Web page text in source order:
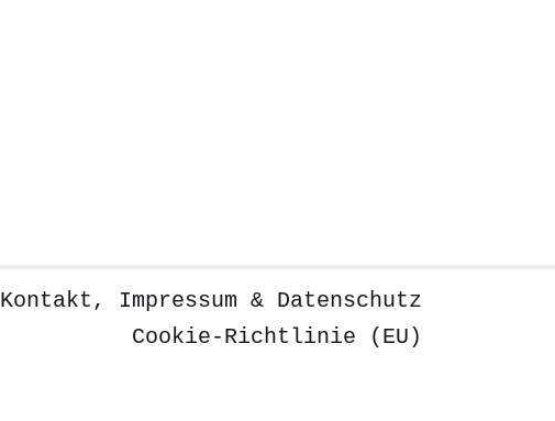
Kontakt, Impressum & Datenschutz
Cookie-Richtlinie (EU)